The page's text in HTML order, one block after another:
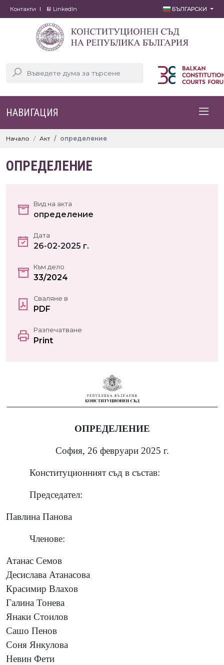
Контакти LinkedIn БЪЛГАРСКИ
НАВИГАЦИЯ
Начало Акт определение
ОПРЕДЕЛЕНИЕ
Вид на акта
определение
Дата
26-02-2025 г.
Към дело
33/2024
Сваляне в
PDF
Разпечатване
Print
ОПРЕДЕЛЕНИЕ
София, 26 февруари 2025 г.
Конституционният съд в състав:
Председател:
Павлина Панова
Членове:
Атанас Семов
Десислава Атанасова
Красимир Влахов
Галина Тонева
Янаки Стоилов
Сашо Пенов
Соня Янкулова
Невин Фети